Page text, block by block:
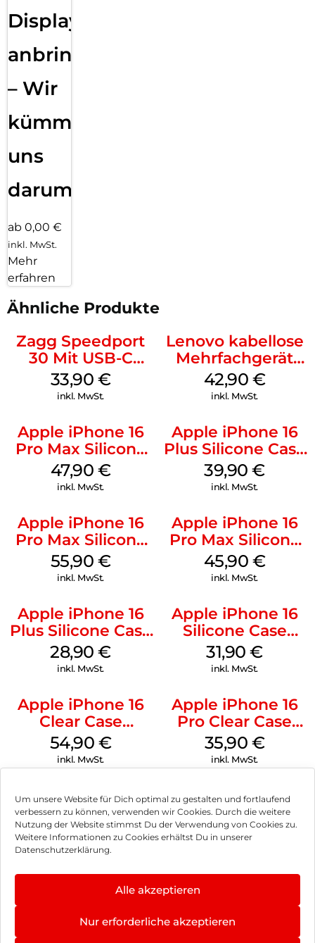
Um unsere Website für Dich optimal zu gestalten und fortlaufend
verbessern zu können, verwenden wir Cookies. Durch die weitere
Nutzung der Website stimmst Du der Verwendung von Cookies zu.
Weitere Informationen zu Cookies erhältst Du in unserer
Datenschutzerklärung.
Alle akzeptieren
Nur erforderliche akzeptieren
Displayfolie
anbringen
– Wir
kümmern
uns
darum!
ab 0,00 €
inkl. MwSt.
Mehr
erfahren
Ähnliche Produkte
Zagg Speedport
30 Mit USB-C
Kabel Weiß
33,90 €
inkl. MwSt.
Lenovo kabellose
Mehrfachgerät
Luna Grey
42,90 €
inkl. MwSt.
Apple iPhone 16
Pro Max Silicone
Case MagSafe
Black
47,90 €
inkl. MwSt.
Apple iPhone 16
Plus Silicone Case
MagSafe Plum
39,90€
inkl. MwSt.
Apple iPhone 16
Pro Max Silicone
Case MagSafe
Stone Gray
55,90 €
inkl. MwSt.
Apple iPhone 16
Pro Max Silicone
Case MagSafe
Ultramarine
45,90 €
inkl. MwSt.
Apple iPhone 16
Plus Silicone Case
MagSafe Black
28,90€
inkl. MwSt.
Apple iPhone 16
Silicone Case
MagSafe Fuchsia
31,90€
inkl. MwSt.
Apple iPhone 16
Clear Case
MagSafe
Transparent
54,90 €
inkl. MwSt.
Apple iPhone 16
Pro Clear Case
MagSafe
Transparent
35,90 €
inkl. MwSt.
Impressum
Hinweis zur Batterieentsorgung